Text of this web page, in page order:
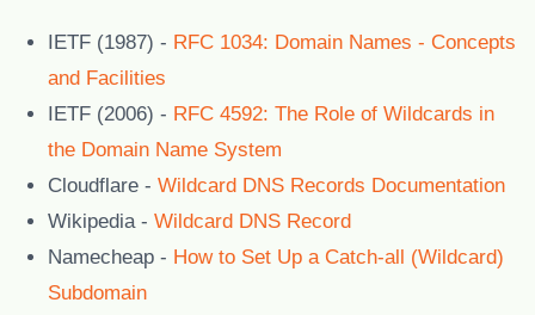
IETF (1987) - RFC 1034: Domain Names - Concepts
and Facilities
IETF (2006) - RFC 4592: The Role of Wildcards in
the Domain Name System
Cloudflare - Wildcard DNS Records Documentation
Wikipedia - Wildcard DNS Record
Namecheap - How to Set Up a Catch-all (Wildcard)
Subdomain